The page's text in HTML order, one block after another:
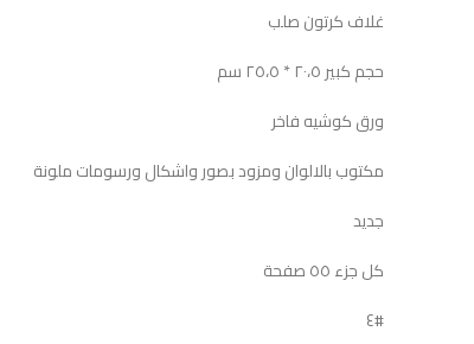
غلاف كرتون صلب
حجم كبير ٢٠،٥ * ٢٥،٥ سم
ورق كوشيه فاخر
مكتوب بالالوان ومزود بصور واشكال ورسومات ملونة
جديد
كل جزء ٥٥ صفحة
#٤